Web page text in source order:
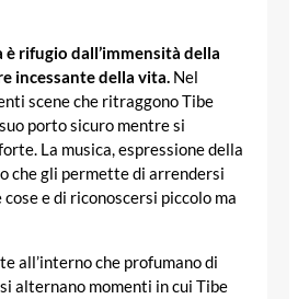
è rifugio dall’immensità della
incessante della vita. Nel
scene che ritraggono Tibe
porto sicuro mentre si
La musica, espressione della
che gli permette di arrendersi
e di riconoscersi piccolo ma
all’interno che profumano di
alternano momenti in cui Tibe